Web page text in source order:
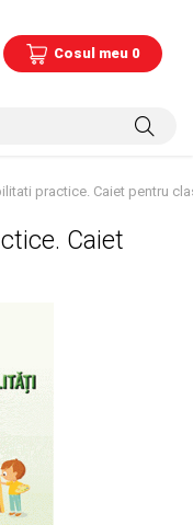
Cosul meu 0
practice. Caiet pentru
Caiet